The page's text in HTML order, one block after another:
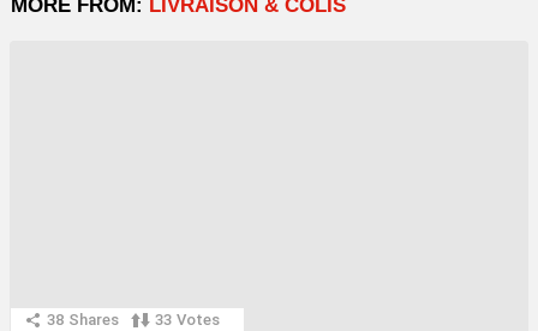
MORE FROM: LIVRAISON & COLIS
38 Shares 33 Votes